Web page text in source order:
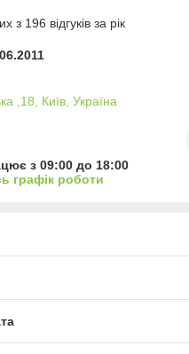
з 196 відгуків за рік
,18, Київ, Україна
з 09:00 до 18:00
графік роботи